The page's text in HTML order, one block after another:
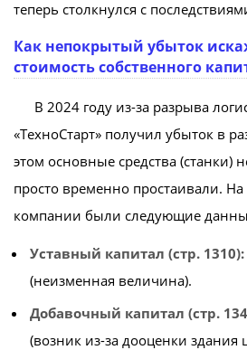
теперь столкнулся с
Как непокрытый убыток
стоимость собственного
В 2024 году из-за разрыва
«ТехноСтарт» получил убыток в
этом основные средства (станки)
просто временно простаивали. На
компании были следующие
Уставный капитал (стр. 1310):
(неизменная величина).
Добавочный капитал (стр.
(возник из-за дооценки здания